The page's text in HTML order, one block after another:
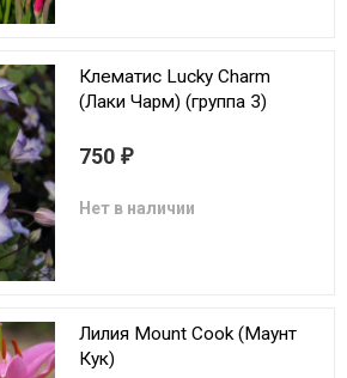
Клематис Lucky Charm
(Лаки Чарм) (группа 3)
750 ₽
Нет в наличии
Лилия Mount Cook (Маунт
Кук)